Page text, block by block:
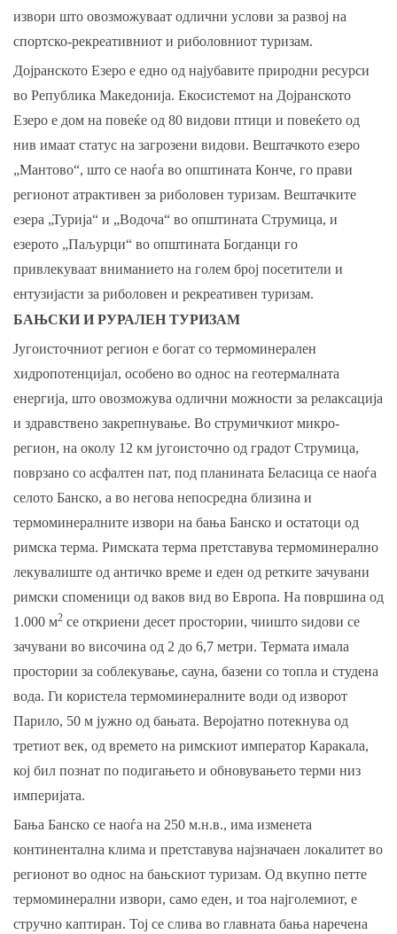
извори што овозможуваат одлични услови за развој на
спортско-рекреативниот и риболовниот туризам.
Дојранското Езеро е едно од најубавите природни ресурси
во Република Македонија. Екосистемот на Дојранското
Езеро е дом на повеќе од 80 видови птици и повеќето од
нив имаат статус на загрозени видови. Вештачкото езеро
„Мантово“, што се наоѓа во општината Конче, го прави
регионот атрактивен за риболовен туризам. Вештачките
езера „Турија“ и „Водоча“ во општината Струмица, и
езерото „Паљурци“ во општината Богданци го
привлекуваат вниманието на голем број посетители и
ентузијасти за риболовен и рекреативен туризам.
БАЊСКИ И РУРАЛЕН ТУРИЗАМ
Југоисточниот регион е богат со термоминерален
хидропотенцијал, особено во однос на геотермалната
енергија, што овозможува одлични можности за релаксација
и здравствено закрепнување. Во струмичкиот микро-
регион, на околу 12 км југоисточно од градот Струмица,
поврзано со асфалтен пат, под планината Беласица се наоѓа
селото Банско, а во негова непосредна близина и
термоминералните извори на бања Банско и остатоци од
римска терма. Римската терма претставува термоминерално
лекувалиште од античко време и еден од ретките зачувани
римски споменици од ваков вид во Европа. На површина од
1.000 м2 се откриени десет простории, чиишто ѕидови се
зачувани во височина од 2 до 6,7 метри. Термата имала
простории за соблекување, сауна, базени со топла и студена
вода. Ги користела термоминералните води од изворот
Парило, 50 м јужно од бањата. Веројатно потекнува од
третиот век, од времето на римскиот император Каракала,
кој бил познат по подигањето и обновувањето терми низ
империјата.
Бања Банско се наоѓа на 250 м.н.в., има изменета
континентална клима и претставува најзначаен локалитет во
регионот во однос на бањскиот туризам. Од вкупно петте
термоминерални извори, само еден, и тоа најголемиот, е
стручно каптиран. Тој се слива во главната бања наречена